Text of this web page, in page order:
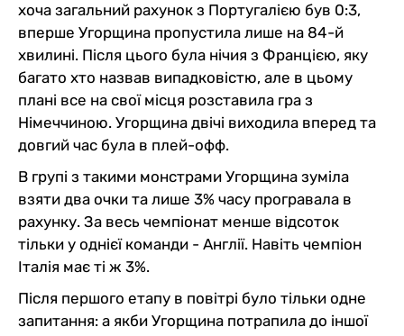
хоча загальний рахунок з Португалією був 0:3,
вперше Угорщина пропустила лише на 84-й
хвилині. Після цього була нічия з Францією, яку
багато хто назвав випадковістю, але в цьому
плані все на свої місця розставила гра з
Німеччиною. Угорщина двічі виходила вперед та
довгий час була в плей-офф.
В групі з такими монстрами Угорщина зуміла
взяти два очки та лише 3% часу програвала в
рахунку. За весь чемпіонат менше відсоток
тільки у однієї команди - Англії. Навіть чемпіон
Італія має ті ж 3%.
Після першого етапу в повітрі було тільки одне
запитання: а якби Угорщина потрапила до іншої